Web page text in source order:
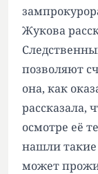
Жукова
позволяют
она, как
рассказала,
осмотре её
нашли такие
может